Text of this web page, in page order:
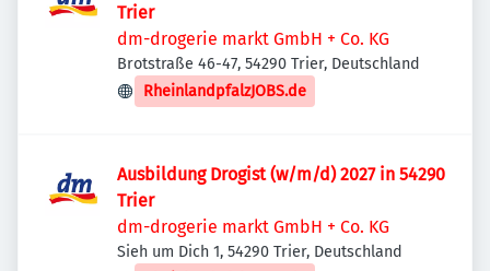
Trier
dm-drogerie markt GmbH + Co. KG
Brotstraße 46-47, 54290 Trier, Deutschland
RheinlandpfalzJOBS.de
Ausbildung Drogist (w/m/d) 2027 in 54290
Trier
dm-drogerie markt GmbH + Co. KG
Sieh um Dich 1, 54290 Trier, Deutschland